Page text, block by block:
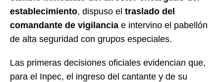
establecimiento, dispuso el traslado del
comandante de vigilancia e intervino el pabellón
de alta seguridad con grupos especiales.
Las primeras decisiones oficiales evidencian que,
para el Inpec, el ingreso del cantante y de su